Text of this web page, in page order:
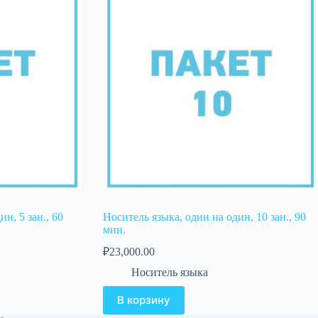
5 зан., 60
Носитель языка, один на один, 10 зан., 90
мин.
₽23,000.00
Носитель языка
В корзину